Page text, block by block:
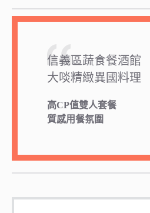
信義區蔬食餐酒館
大啖精緻異國料理
高CP值雙人套餐
質感用餐氛圍